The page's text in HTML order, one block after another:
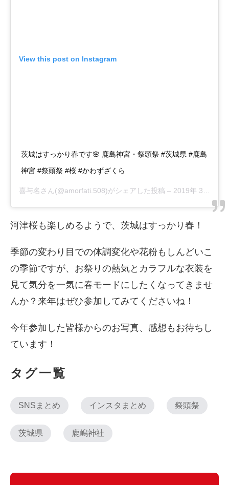
View this post on Instagram
茨城はすっかり春です🌸 鹿島神宮・祭頭祭 #茨城県 #鹿島
神宮 #祭頭祭 #桜 #かわずざくら
喜与名 さん(@amorfati.508)がシェアした投稿 – 2019年 3月月9日午前2時20分PST
河津桜も楽しめるようで、茨城はすっかり春！
季節の変わり目での体調変化や花粉もしんどいこ
の季節ですが、お祭りの熱気とカラフルな衣装を
見て気分を一気に春モードにしたくなってきませ
んか？来年はぜひ参加してみてくださいね！
今年参加した皆様からのお写真、感想もお待ちし
ています！
タグ一覧
SNSまとめ インスタまとめ 祭頭祭
茨城県 鹿嶋神社